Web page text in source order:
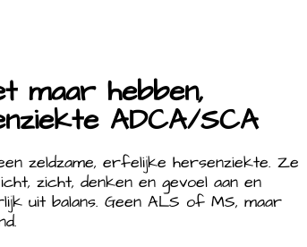
maar hebben,
ADCA/SCA
zeldzame, erfelijke hersenziekte. Ze
zicht, denken en gevoel aan en
uit balans. Geen ALS of MS, maar